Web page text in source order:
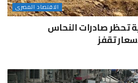
الاقتصاد المصرى
تحظر صادرات النحاس
تقفز